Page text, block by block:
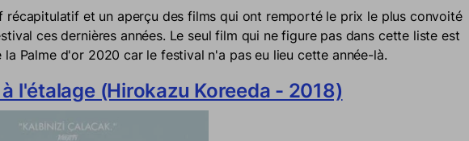
récapitulatif et un aperçu des films qui ont remporté le prix le plus convoité
ces dernières années. Le seul film qui ne figure pas dans cette liste est
la Palme d'or 2020 car le festival n'a pas eu lieu cette année-là.
l'étalage (Hirokazu Koreeda - 2018)